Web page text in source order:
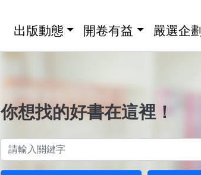
出版動態 開卷有益 嚴選企劃
你想找的好書在這裡！